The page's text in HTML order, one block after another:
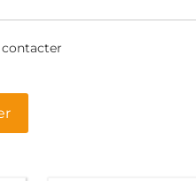
contacter